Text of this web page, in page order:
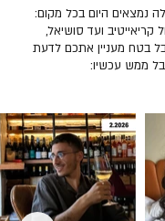
נמצאים היום בכל מקום:
קריאייטיב ועד סושיאל,
בטח מעניין אתכם לדעת
ממש עכשיו: